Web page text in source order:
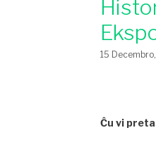
15
Ĉu vi